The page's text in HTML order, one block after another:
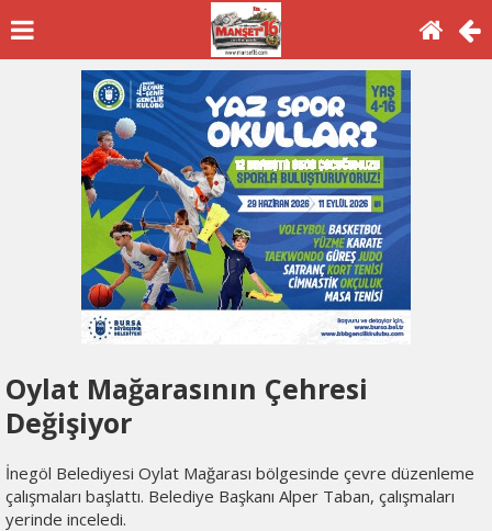
Oylat Mağarasının Çehresi
Değişiyor
İnegöl Belediyesi Oylat Mağarası bölgesinde çevre düzenleme
çalışmaları başlattı. Belediye Başkanı Alper Taban, çalışmaları
yerinde inceledi.